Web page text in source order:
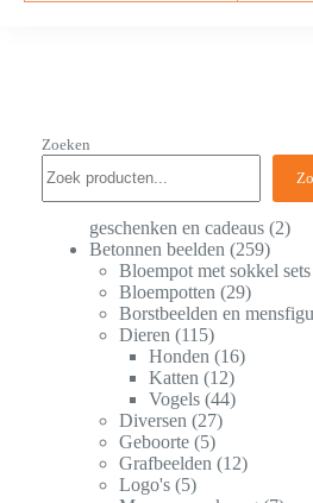
Zoeken
geschenken en cadeaus 2
Betonnen beelden
259
Bloempot met sokkel sets
Bloempotten
29
Borstbeelden en
Dieren
115
Honden
16
Katten
12
Vogels 44
Diversen
27
Geboorte 5
Grafbeelden
12
Logo's 5